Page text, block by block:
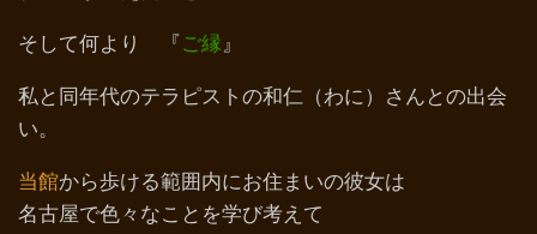
そして何より 『 ご縁』
私と同年代のテラピストの和仁（わに）さんとの出会
い。
当館から歩ける範囲内にお住まいの彼女は
名古屋で色々なことを学び考えて